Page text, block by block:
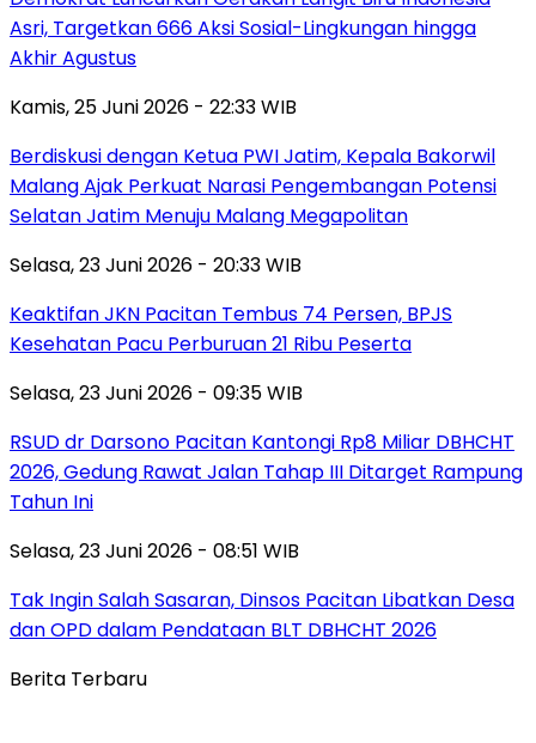
Asri, Targetkan 666 Aksi Sosial-Lingkungan hingga
Akhir Agustus
Kamis, 25 Juni 2026 - 22:33 WIB
Berdiskusi dengan Ketua PWI Jatim, Kepala Bakorwil
Malang Ajak Perkuat Narasi Pengembangan Potensi
Selatan Jatim Menuju Malang Megapolitan
Selasa, 23 Juni 2026 - 20:33 WIB
Keaktifan JKN Pacitan Tembus 74 Persen, BPJS
Kesehatan Pacu Perburuan 21 Ribu Peserta
Selasa, 23 Juni 2026 - 09:35 WIB
RSUD dr Darsono Pacitan Kantongi Rp8 Miliar DBHCHT
2026, Gedung Rawat Jalan Tahap III Ditarget Rampung
Tahun Ini
Selasa, 23 Juni 2026 - 08:51 WIB
Tak Ingin Salah Sasaran, Dinsos Pacitan Libatkan Desa
dan OPD dalam Pendataan BLT DBHCHT 2026
Berita Terbaru